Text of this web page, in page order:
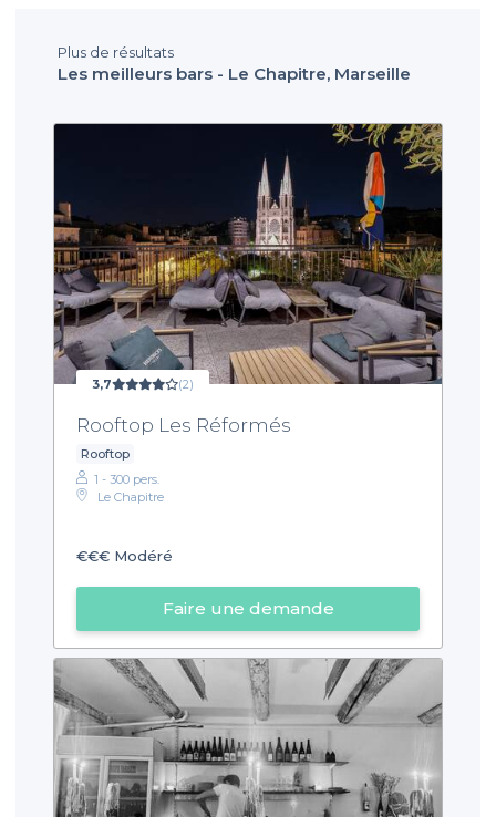
Plus de résultats
Les meilleurs bars - Le Chapitre, Marseille
3,7 (2)
Rooftop Les Réformés
Rooftop
1 - 300 pers.
Le Chapitre
€€€ Modéré
Faire une demande